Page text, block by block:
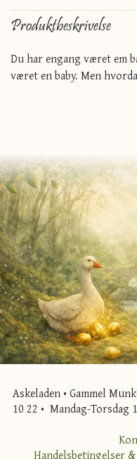
Produktbeskrivelse
Du har engang været em
været en baby. Men
Askeladen • Gammel
10 22 • Mandag-Torsdag
Handelsbetingelser